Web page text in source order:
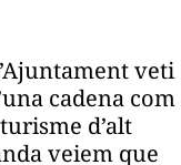
veti
cadena com
d’alt
veiem que